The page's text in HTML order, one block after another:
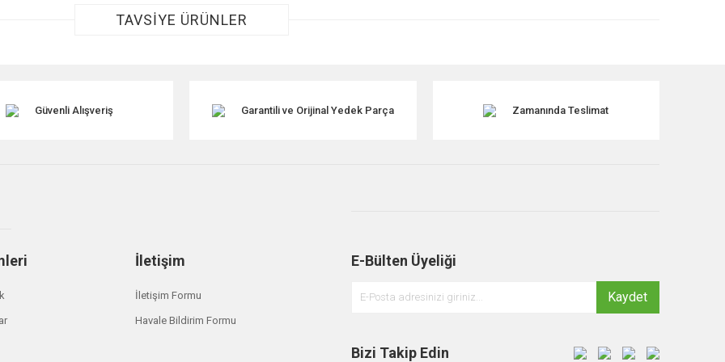
TAVSİYE ÜRÜNLER
Güvenli Alışveriş Garantili ve Orijinal Yedek Parça Zamanında Teslimat
İletişim
İletişim Formu
Havale Bildirim Formu
E-Bülten Üyeliği
Kaydet
Bizi Takip Edin